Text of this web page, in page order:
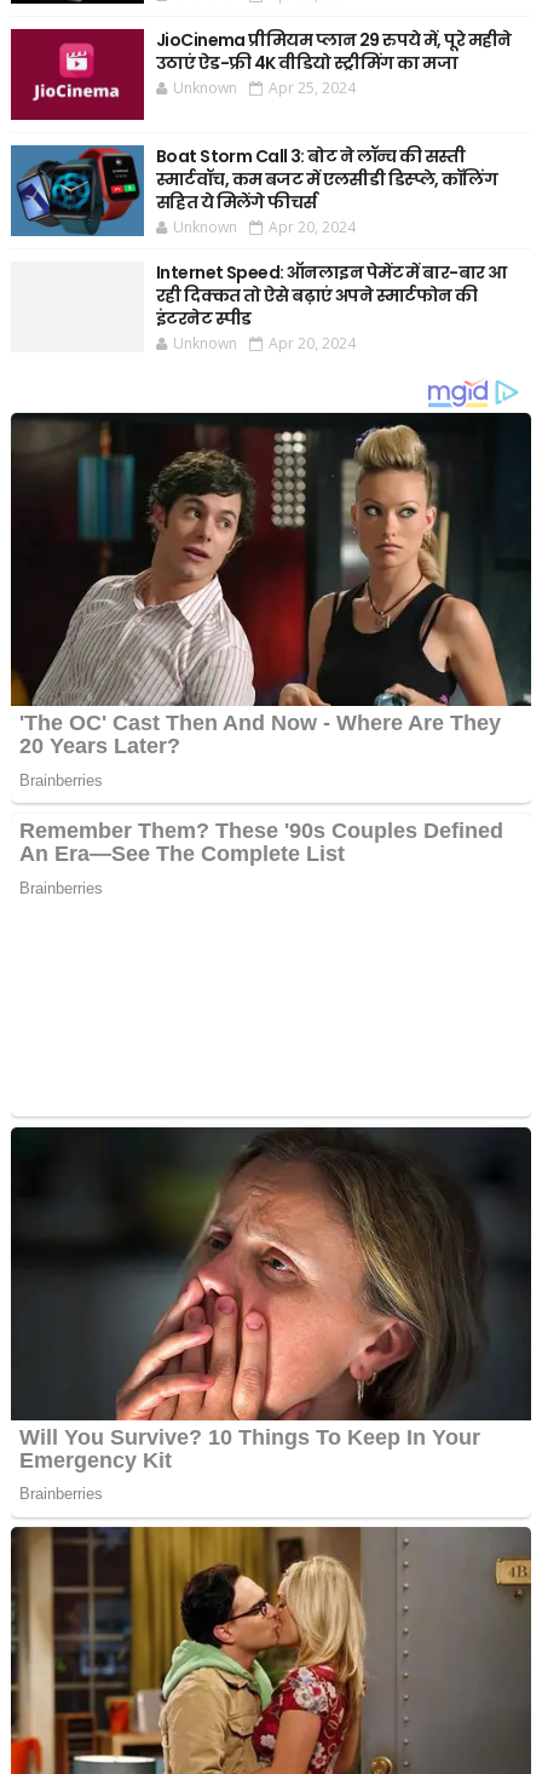
JioCinema प्रीमियम प्लान 29 रुपये में, पूरे महीने
उठाएं ऐड-फ्री 4K वीडियो स्ट्रीमिंग का मजा
Unknown Apr 25, 2024
Boat Storm Call 3: बोट ने लॉन्च की सस्ती
स्मार्टवॉच, कम बजट में एलसीडी डिस्प्ले, कॉलिंग
सहित ये मिलेंगे फीचर्स
Unknown Apr 20, 2024
Internet Speed: ऑनलाइन पेमेंट में बार-बार आ
रही दिक्कत तो ऐसे बढ़ाएं अपने स्मार्टफोन की
इंटरनेट स्पीड
Unknown Apr 20, 2024